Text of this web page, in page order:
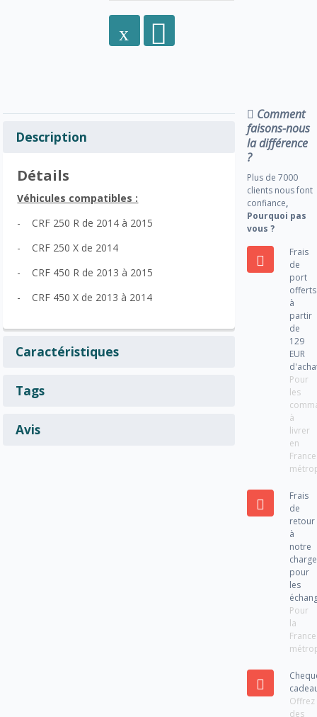
Description
Détails
Véhicules compatibles :
- CRF 250 R de 2014 à 2015
- CRF 250 X de 2014
- CRF 450 R de 2013 à 2015
- CRF 450 X de 2013 à 2014
Caractéristiques
Tags
Avis
Comment
faisons-nous
la différence
?
Plus de 7000
clients nous font
confiance,
Pourquoi pas
vous ?
Frais
de
port
offerts
à
partir
de
129
EUR
Pour
les
à
livrer
en
France
Frais
de
retour
à
notre
charge
pour
les
Pour
la
France
Offrez
des